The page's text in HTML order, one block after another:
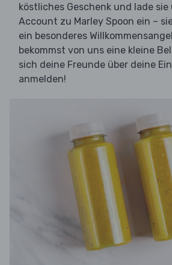
köstliches Geschenk und lade sie
Account zu Marley Spoon ein –
ein besonderes
bekommst von uns eine kleine
sich deine Freunde über deine
anmelden!